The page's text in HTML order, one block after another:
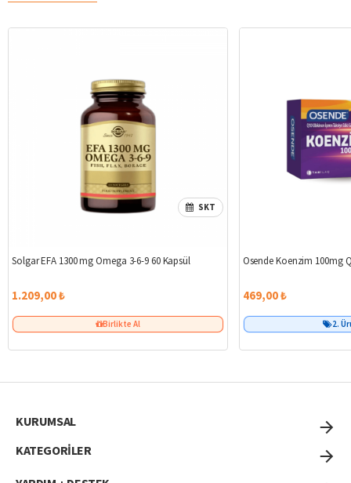
SKT
Solgar EFA 1300 mg Omega 3-6-9 60 Kapsül
1.209,00 ₺
Birlikte Al
Osende Koenzim 100mg
469,00 ₺
2.
KURUMSAL
KATEGORİLER